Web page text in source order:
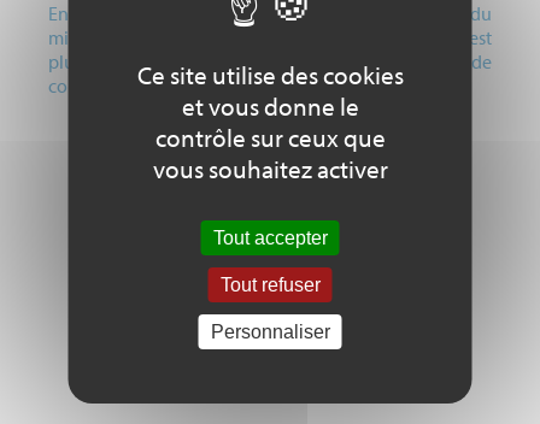
Enfin vous pourrez terminer votre visite en profitant du
minigolf. Vous l’aurez compris, l’Eco-Piscine d’OBJAT est
plus qu’une piscine, c’est un véritable lieu de
convivialitéCe site utilise des cookies
et vous donne le
contrôle sur ceux que
vous souhaitez activer
Tout accepter
Tout refuser
Personnaliser